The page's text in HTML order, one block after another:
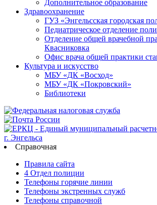
Дополнительное образование
Здравоохранение
ГУЗ «Энгельсская городская
Педиатрическое отделение
Отделение общей врачебной
Квасниковка
Офис врача общей практики
Культура и искусство
МБУ «ДК «Восход»
МБУ «ДК «Покровский»
Библиотеки
Справочная
Правила сайта
4 Отдел полиции
Телефоны горячие линии
Телефоны экстренных служб
Телефоны справочной